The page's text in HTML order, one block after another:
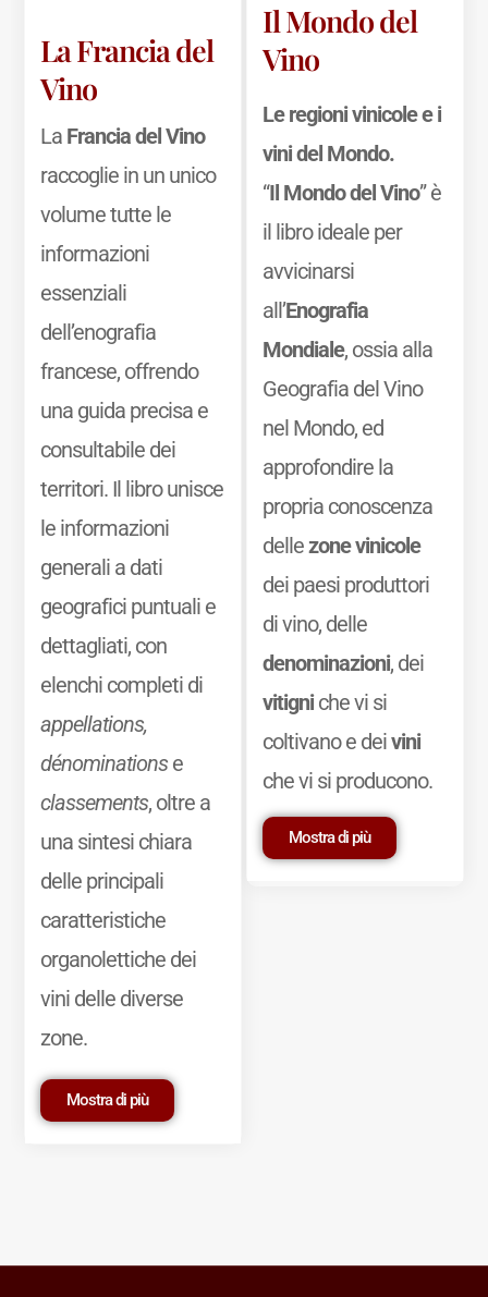
La Francia del
Vino
La Francia del Vino
raccoglie in un unico
volume tutte le
informazioni
essenziali
dell’enografia
francese, offrendo
una guida precisa e
consultabile dei
territori. Il libro unisce
le informazioni
generali a dati
geografici puntuali e
dettagliati, con
elenchi completi di
appellations,
dénominationse
classements, oltre a
una sintesi chiara
delle principali
caratteristiche
organolettiche dei
vini delle diverse
zone.
Mostra di più
Il Mondo del
Vino
Le regioni vinicole e i
vini del Mondo.
“Il Mondo del Vino” è
il libro ideale per
avvicinarsi
all’Enografia
Mondiale, ossia alla
Geografia del Vino
nel Mondo, ed
approfondire la
propria conoscenza
dellezone vinicole
dei paesi produttori
di vino, delle
denominazioni, dei
vitigniche vi si
coltivano e deivini
che vi si producono.
Mostra di più